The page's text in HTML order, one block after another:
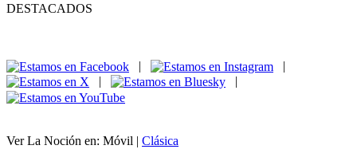
DESTACADOS
|
|
|
|
Ver La Noción en: Móvil | Clásica